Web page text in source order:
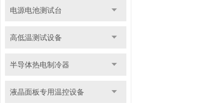
电源电池测试台
高低温测试设备
半导体热电制冷器
液晶面板专用温控设备